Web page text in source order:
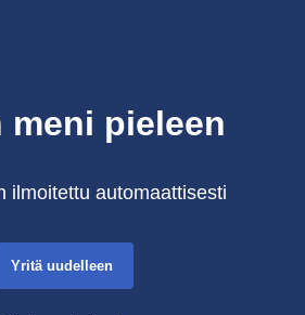
meni pieleen
ilmoitettu automaattisesti
Yritä uudelleen